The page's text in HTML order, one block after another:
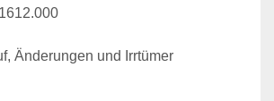
Änderungen und Irrtümer